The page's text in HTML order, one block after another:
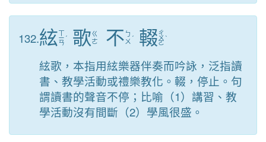
132.絃ㄒ
ㄧ
ㄢ
ˊ 歌ㄍ
ㄜ
不 ㄅ
ㄨ ˊ 輟ㄔ
ㄨ
ㄛ
ˋ
絃歌，本指用絃樂器伴奏而吟詠，泛指讀
書、教學活動或禮樂教化。輟，停止。句
謂讀書的聲音不停；比喻（1）講習、教
學活動沒有間斷（2）學風很盛。